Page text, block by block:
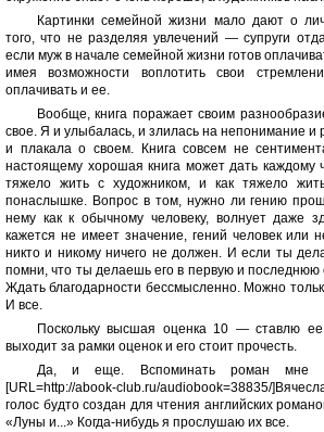
Картинки семейной жизни мало дают о
того, что не разделяя увлечений — супруги
если муж в начале семейной жизни готов
имея возможности воплотить свои
оплачивать и ее.
Вообще, книга поражает своим
свое. Я и улыбалась, и злилась на непонимание
и плакала о своем. Книга совсем не
настоящему хорошая книга может дать каждому
тяжело жить с художником, и как тяжело
понаслышке. Вопрос в том, нужно ли гению
нему как к обычному человеку, волнует даже
кажется не имеет значение, гений человек или
никто и никому ничего не должен. И если ты
помни, что ты делаешь его в первую и последнюю
Ждать благодарности бессмысленно. Можно
И все.
Поскольку высшая оценка 10 — ставлю
выходит за рамки оценок и его стоит прочесть.
Да, и еще. Вспоминать роман мне
[URL=http://abook-club.ru/audiobook=38835/
голос будто создан для чтения английских
«Луны и...» Когда-нибудь я прослушаю их все.